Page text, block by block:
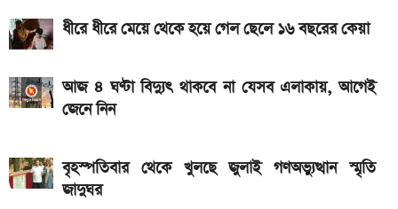
গেল
ফলাফল
আসছে নতুন চমক নিয়ে
৯০ মিনিটের খেলা শেষ: বায়ার্ন মিউনিখ বনাম জেজু ইউনাইটেড,
ধীরে ধীরে মেয়ে থেকে হয়ে গেল ছেলে ১৬ বছরের কেয়া
আজ ৪ ঘণ্টা বিদ্যুৎ থাকবে না যেসব এলাকায়, আগেই
জেনে নিন
বৃহস্পতিবার থেকে খুলছে জুলাই গণঅভ্যুত্থান স্মৃতি
জাদুঘর